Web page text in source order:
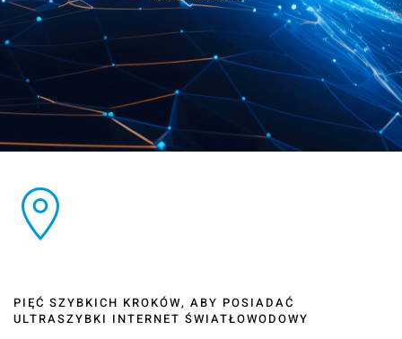
PIĘĆ SZYBKICH KROKÓW, ABY POSIADAĆ
ULTRASZYBKI INTERNET ŚWIATŁOWODOWY